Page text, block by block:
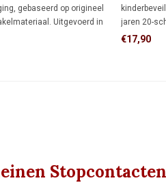
gebaseerd op origineel
Uitgevoerd in
voor standaard
jaren 20-
crème wit
€17,90